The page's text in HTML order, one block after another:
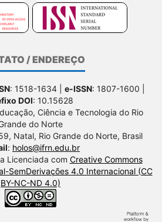
/ ENDEREÇO
: 1518-1634 | e-ISSN: 1807-1600 |
DOI: 10.15628
Ciência e Tecnologia do Rio
do Norte
Natal, Rio Grande do Norte, Brasil
: holos@ifrn.edu.br
Licenciada com Creative Commons
SemDerivações 4.0 Internacional (CC
BY-NC-ND 4.0)